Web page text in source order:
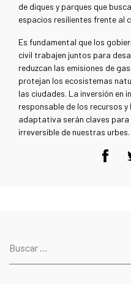
de diques y parques que
espacios resilientes frente al
Es fundamental que los
civil trabajen juntos para
reduzcan las emisiones de
protejan los ecosistemas
las ciudades. La inversión en
responsable de los recursos
adaptativa serán claves para
irreversible de nuestras urbes.